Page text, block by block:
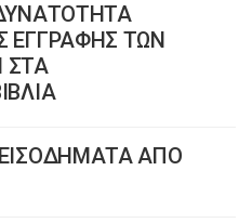
ΕΓΓΡΑΦΗΣ ΤΩΝ
ΣΤΑ
ΑΠΟ